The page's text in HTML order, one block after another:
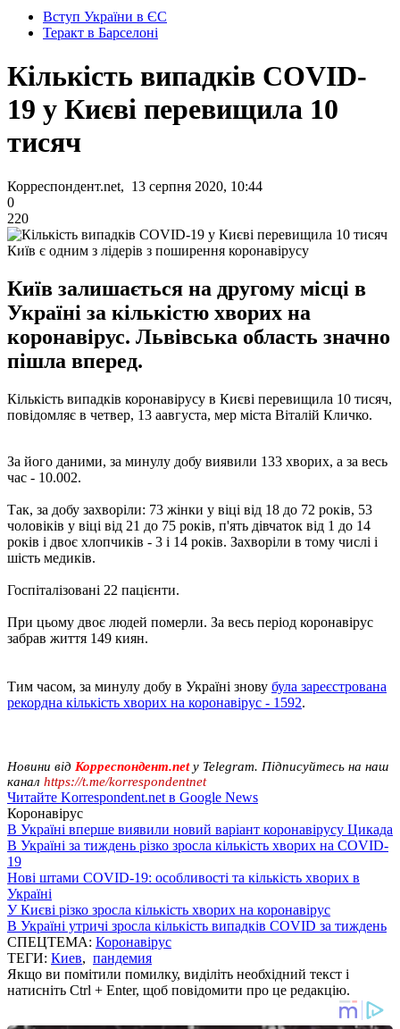
Вступ України в ЄС
Теракт в Барселоні
Кількість випадків COVID-
19 у Києві перевищила 10
тисяч
Корреспондент.net, 13 серпня 2020, 10:44
0
220
Київ є одним з лідерів з поширення коронавірусу
Київ залишається на другому місці в
Україні за кількістю хворих на
коронавірус. Львівська область значно
пішла вперед.
Кількість випадків коронавірусу в Києві перевищила 10 тисяч,
повідомляє в четвер, 13 аавгуста, мер міста Віталій Кличко.
За його даними, за минулу добу виявили 133 хворих, а за весь
час - 10.002.
Так, за добу захворіли: 73 жінки у віці від 18 до 72 років, 53
чоловіків у віці від 21 до 75 років, п'ять дівчаток від 1 до 14
років і двоє хлопчиків - 3 і 14 років. Захворіли в тому числі і
шість медиків.
Госпіталізовані 22 пацієнти.
При цьому двоє людей померли. За весь період коронавірус
забрав життя 149 киян.
Тим часом, за минулу добу в Україні знову була зареєстрована
рекордна кількість хворих на коронавірус - 1592.
Новини від Корреспондент.netу Telegram. Підписуйтесь на наш
канал https://t.me/korrespondentnet
Читайте Korrespondent.net в Google News
Коронавірус
В Україні вперше виявили новий варіант коронавірусу Цикада
В Україні за тиждень різко зросла кількість хворих на COVID-
19
Нові штами COVID-19: особливості та кількість хворих в
Україні
У Києві різко зросла кількість хворих на коронавірус
В Україні утричі зросла кількість випадків COVID за тиждень
СПЕЦТЕМА: Коронавірус
ТЕГИ: Киев, пандемия
Якщо ви помітили помилку, виділіть необхідний текст і
натисніть Ctrl + Enter, щоб повідомити про це редакцію.